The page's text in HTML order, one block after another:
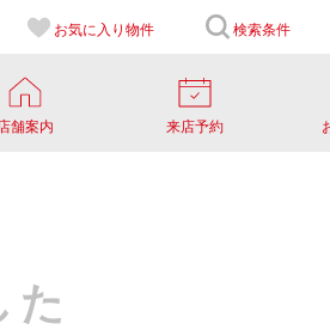
お気に入り 物件 検索条件
舗案内 来店予約
た